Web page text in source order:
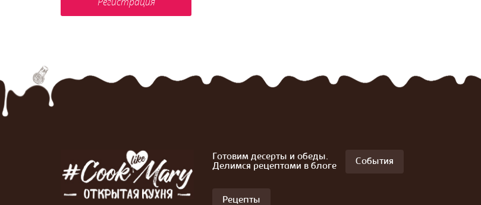
Готовим десерты и обеды.
Делимся рецептами в блоге
События
Рецепты